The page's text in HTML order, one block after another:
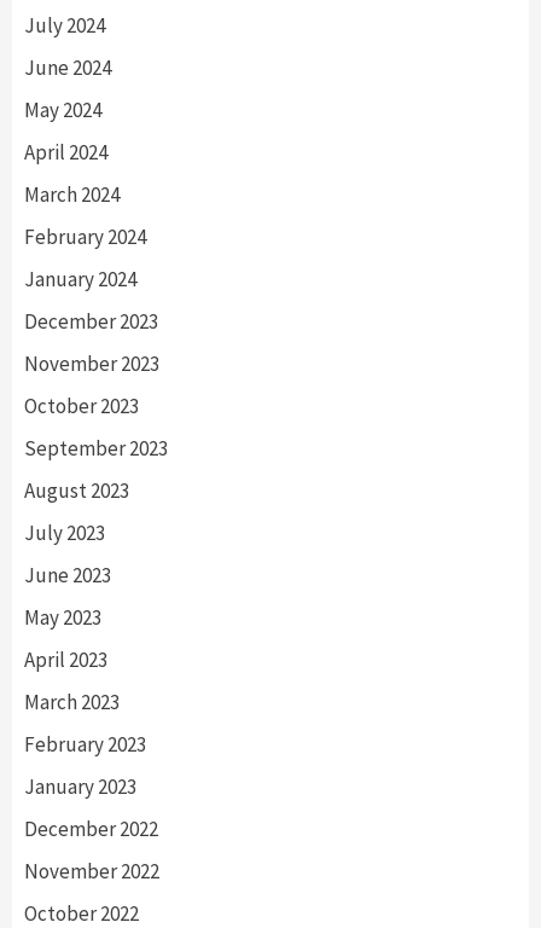
July 2024
June 2024
May 2024
April 2024
March 2024
February 2024
January 2024
December 2023
November 2023
October 2023
September 2023
August 2023
July 2023
June 2023
May 2023
April 2023
March 2023
February 2023
January 2023
December 2022
November 2022
October 2022